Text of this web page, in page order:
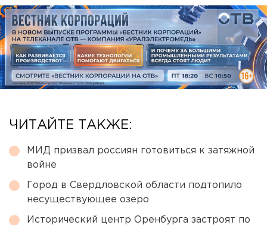
ЧИТАЙТЕ ТАКЖЕ:
МИД призвал россиян готовиться к затяжной
войне
Город в Свердловской области подтопило
несуществующее озеро
Исторический центр Оренбурга застроят по